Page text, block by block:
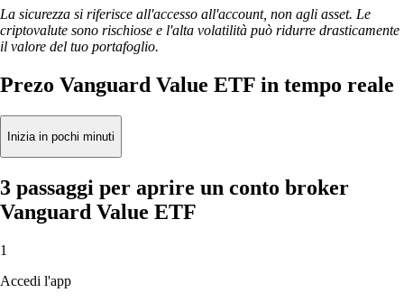
La sicurezza si riferisce all'accesso all'account, non agli asset. Le
criptovalute sono rischiose e l'alta volatilità può ridurre drasticamente
il valore del tuo portafoglio.
Prezo Vanguard Value ETF in tempo reale
Inizia in pochi minuti
3 passaggi per aprire un conto broker
Vanguard Value ETF
1
Accedi l'app